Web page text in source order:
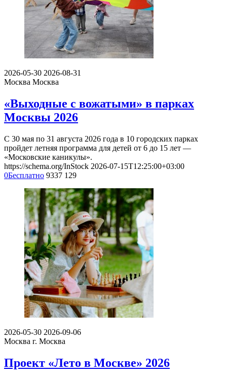
2026-05-30 2026-08-31
Москва Москва
«Выходные с вожатыми» в парках
Москвы 2026
С 30 мая по 31 августа 2026 года в 10 городских парках
пройдет летняя программа для детей от 6 до 15 лет —
«Московские каникулы».
https://schema.org/InStock 2026-07-15T12:25:00+03:00
0Бесплатно 9337 129
2026-05-30 2026-09-06
Москва г. Москва
Проект «Лето в Москве» 2026